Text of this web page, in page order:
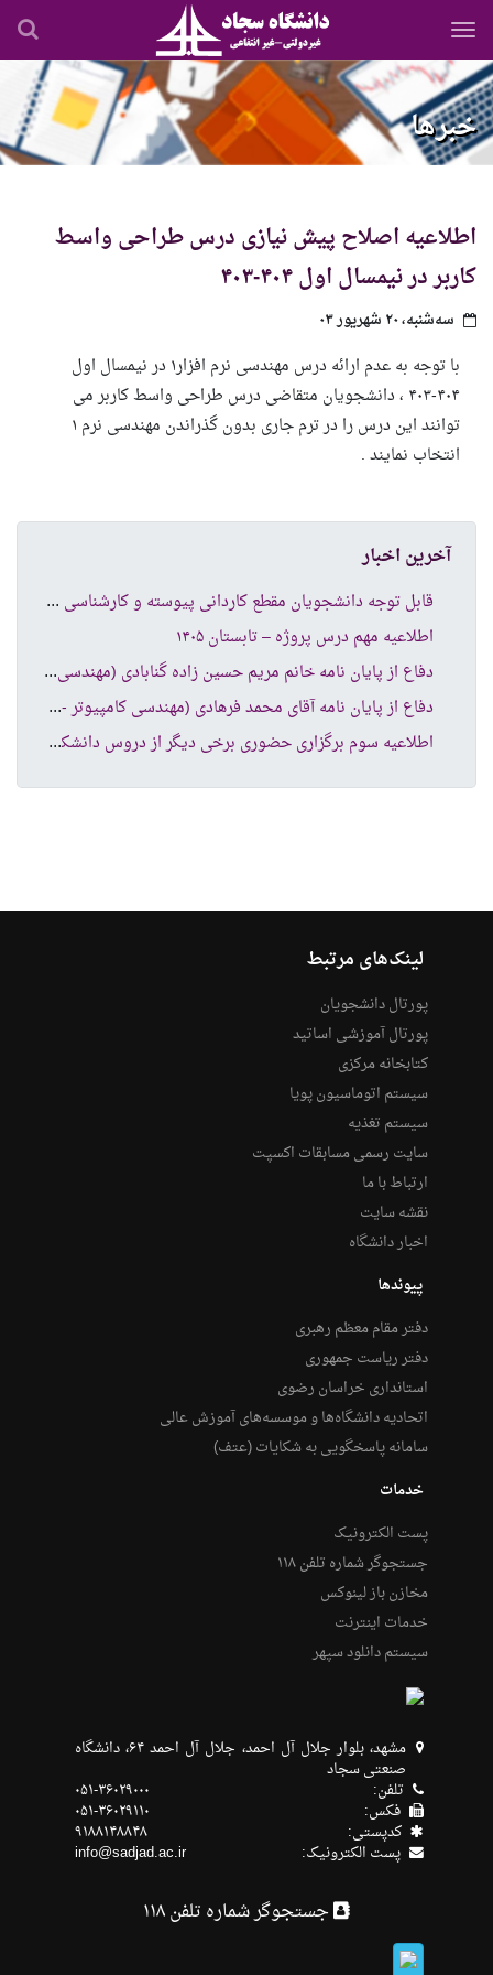
رفتن
محتوای
اصلی
خبرها
اطلاعیه اصلاح پیش نیازی درس طراحی واسط
کاربر در نیمسال اول ۴۰۴-۴۰۳
سه‌شنبه، ۲۰ شهریور ۰۳
با توجه به عدم ارائه درس مهندسی نرم افزار۱ در نیمسال اول
۴۰۴-۴۰۳ ، دانشجویان متقاضی درس طراحی واسط کاربر می
توانند این درس را در ترم جاری بدون گذراندن مهندسی نرم ۱
انتخاب نمایند .
آخرین اخبار
قاب
ل توجه دانشجویان مقطع کاردانی پیوسته و کارشناسی ناپیوسته
اطلاعیه مهم درس پروژه – تابستان ۱۴۰۵
دفا
ع از پایان نامه خانم مریم حسین زاده گنابادی (مهندسی کامپیوتر نرم افزار )
دفا
ع از پایان نامه آقای محمد فرهادی (مهندسی کامپیوتر -شبکه های کامپیوتری )
اطل
اعیه سوم برگزاری حضوری برخی دیگر از دروس دانشکده کامپیوتر و فناوری اطلاعات
لینک‌های مرتبط
پورتال دانشجویان
پورتال آموزشی اساتید
کتابخانه مرکزی
سیستم اتوماسیون پویا
سیستم تغذیه
سایت رسمی مسابقات اکسپت
ارتباط با ما
نقشه سایت
اخبار دانشگاه
پیوندها
دفتر مقام معظم رهبری
دفتر ریاست جمهوری
استانداری خراسان رضوی
اتحادیه دانشگاه‌ها و موسسه‌های آموزش عالی
سامانه پاسخگویی به شکایات (عتف)
خدمات
پست الکترونیک
جستجوگر شماره تلفن ۱۱۸
مخازن باز لینوکس
خدمات اینترنت
سیستم دانلود سپهر
مشهد، بلوار جلال آل احمد، جلال آل احمد ۶۴، دانشگاه
صنعتی سجاد
تلفن: ۰۵۱-۳۶۰۲۹۰۰۰
فکس: ۰۵۱-۳۶۰۲۹۱۱۰
كدپستی: ۹۱۸۸۱۴۸۸۴۸
پست الکترونیک: info@sadjad.ac.ir
جستجوگر شماره تلفن ۱۱۸